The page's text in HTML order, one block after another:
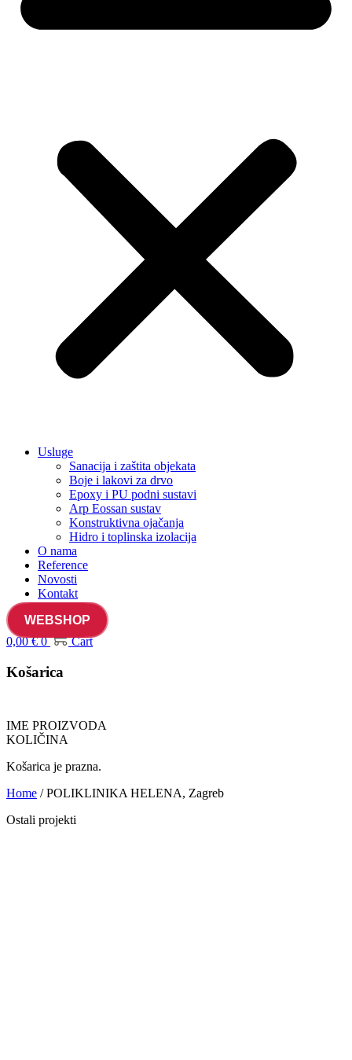
Usluge
Sanacija i zaštita objekata
Boje i lakovi za drvo
Epoxy i PU podni sustavi
Arp Eossan sustav
Konstruktivna ojačanja
Hidro i toplinska izolacija
O nama
Reference
Novosti
Kontakt
WEBSHOP
0,00€ 0 Cart
Košarica
IME PROIZVODA
KOLIČINA
Košarica je prazna.
Home / POLIKLINIKA HELENA, Zagreb
Ostali projekti